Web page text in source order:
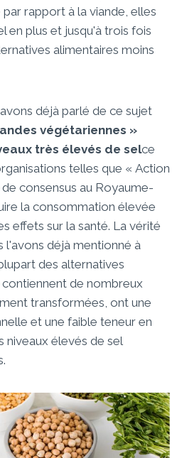
rapport à la viande, elles
en plus et jusqu'à trois fois
alimentaires moins
déjà parlé de ce sujet
végétariennes »
très élevés de selce
telles que « Action
consensus au Royaume-
la consommation élevée
effets sur la santé. La vérité
l'avons déjà mentionné à
des alternatives
de nombreux
transformées, ont une
et une faible teneur en
niveaux élevés de sel